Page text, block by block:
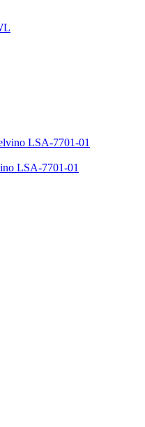
LSA-7701-01